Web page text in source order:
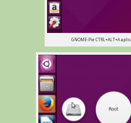
GNOME-Pie CTRL+ALT+A